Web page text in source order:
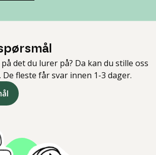
det du lurer på? Da kan du stille oss
fleste får svar innen 1-3 dager.